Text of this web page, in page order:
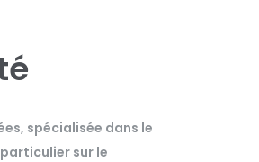
spécialisée dans le
sur le